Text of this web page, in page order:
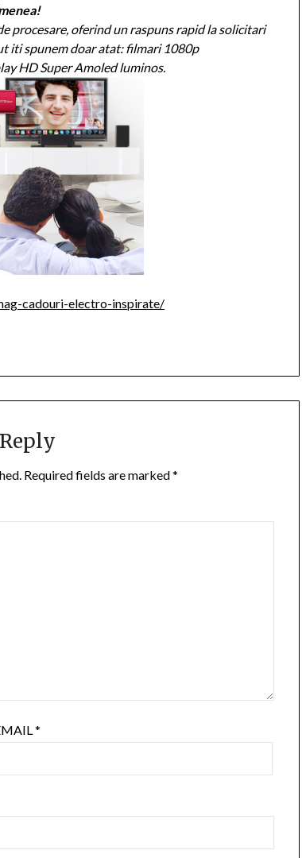
procesare, oferind un raspuns rapid la solicitari
iti spunem doar atat: filmari 1080p
HD Super Amoled luminos.
cadouri-electro-inspirate/
Required fields are marked*
*